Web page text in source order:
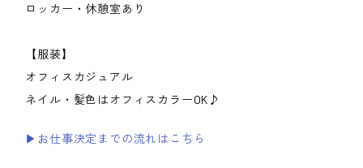
ロッカー・休憩室あり
【服装】
オフィスカジュアル
ネイル・髪色はオフィスカラーOK♪
▶お仕事決定までの流れはこちら